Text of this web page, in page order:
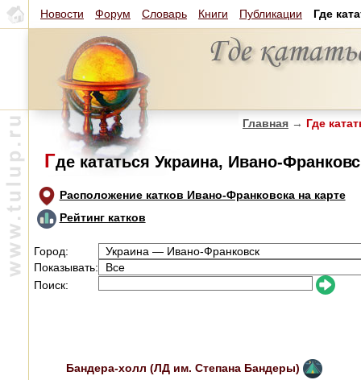
Новости Форум Словарь Книги Публикации Где
Главная → Где
Где кататься Украина, Ивано-
Расположение катков Ивано-Франковска на карте
Рейтинг катков
Город:
Показывать:
Поиск:
Бандера-холл (ЛД им. Степана Бандеры)